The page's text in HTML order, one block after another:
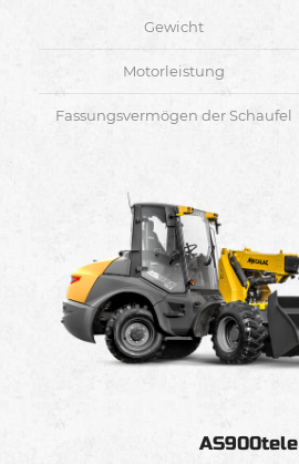
Gewicht
Motorleistung
Fassungsvermögen der Schaufel
AS900tele